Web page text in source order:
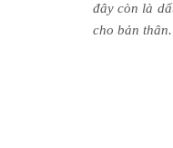
đây còn là
cho bản